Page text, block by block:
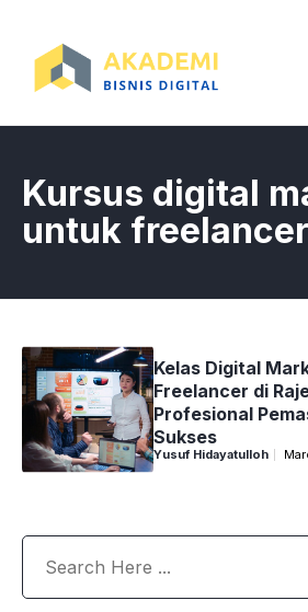
content
Kursus digital
untuk freelancer
Kelas Digital
Freelancer di
Profesional
Sukses
Yusuf Hidayatulloh
Search